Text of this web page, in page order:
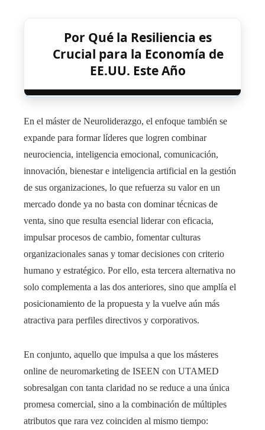
Por Qué la Resiliencia es
Crucial para la Economía de
EE.UU. Este Año
En el máster de Neuroliderazgo, el enfoque también se
expande para formar líderes que logren combinar
neurociencia, inteligencia emocional, comunicación,
innovación, bienestar e inteligencia artificial en la gestión
de sus organizaciones, lo que refuerza su valor en un
mercado donde ya no basta con dominar técnicas de
venta, sino que resulta esencial liderar con eficacia,
impulsar procesos de cambio, fomentar culturas
organizacionales sanas y tomar decisiones con criterio
humano y estratégico. Por ello, esta tercera alternativa no
solo complementa a las dos anteriores, sino que amplía el
posicionamiento de la propuesta y la vuelve aún más
atractiva para perfiles directivos y corporativos.
En conjunto, aquello que impulsa a que los másteres
online de neuromarketing de ISEEN con UTAMED
sobresalgan con tanta claridad no se reduce a una única
promesa comercial, sino a la combinación de múltiples
atributos que rara vez coinciden al mismo tiempo: